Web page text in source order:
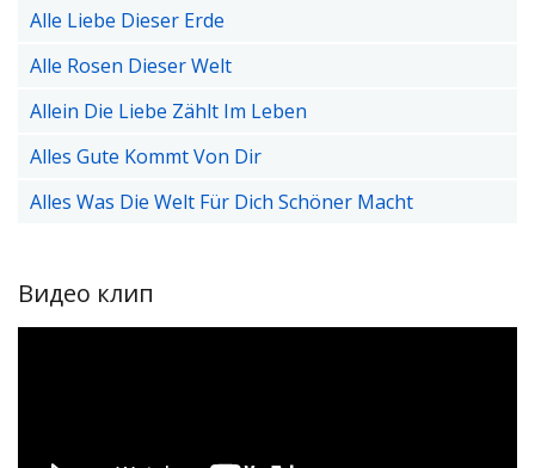
Alle Liebe Dieser Erde
Alle Rosen Dieser Welt
Allein Die Liebe Zählt Im Leben
Alles Gute Kommt Von Dir
Alles Was Die Welt Für Dich Schöner Macht
Видео клип